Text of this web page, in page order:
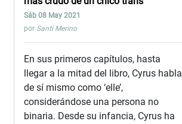
Sáb 08 May 2021
por Santi Merino
En sus primeros capítulos, hasta
llegar a la mitad del libro, Cyrus habla
de sí mismo como ‘elle’,
considerándose una persona no
binaria. Desde su infancia, Cyrus ha